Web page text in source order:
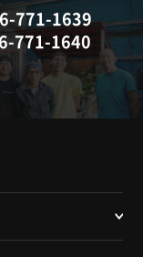
771-1639
771-1640